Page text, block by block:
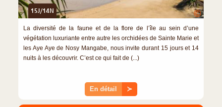
15J/14N ©
La diversité de la faune et de la flore de l’île au sein d’une
végétation luxuriante entre autre les orchidées de Sainte Marie et
les Aye Aye de Nosy Mangabe, nous invite durant 15 jours et 14
nuits à les découvrir. C’est ce qui fait de (...)
En détail ≻